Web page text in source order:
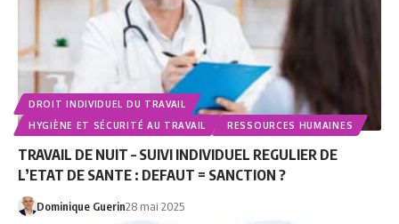
DROIT INDIVIDUEL DU TRAVAIL
HYGIÈNE ET SÉCURITÉ AU TRAVAIL
RESSOURCES HUMAINES
TRAVAIL DE NUIT – SUIVI INDIVIDUEL REGULIER DE
L’ETAT DE SANTE : DEFAUT = SANCTION ?
Dominique Guerin28 mai 2025